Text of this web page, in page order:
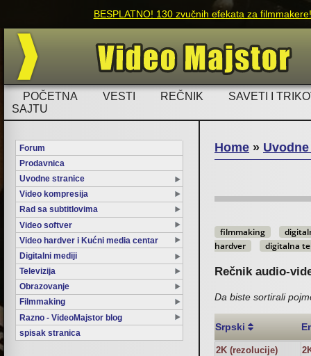
Ukoliko imate
POČETNA VESTI REČNIK
SAVETI I
SAJTU
Forum
Prodavnica
Uvodne stranice
Video kompresija
Rad sa subtitlovima
Video softver
Video hardver i Kućni media centar
Digitalni mediji
Televizija
Obrazovanje
Filmmaking
Razno - VideoMajstor blog
spisak stranica
Home »
filmmaking
hardver
digitalna
Rečnik audio-
Da biste sortirali
Srpski
2K (rezolucije)